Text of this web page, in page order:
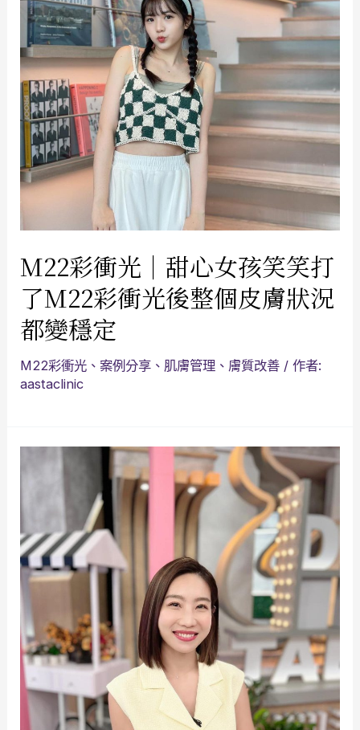
M22彩衝光｜甜心女孩笑笑打
了M22彩衝光後整個皮膚狀況
都變穩定
M22彩衝光 、案例分享 、 肌膚管理 、 膚質改善 / 作者:
aastaclinic